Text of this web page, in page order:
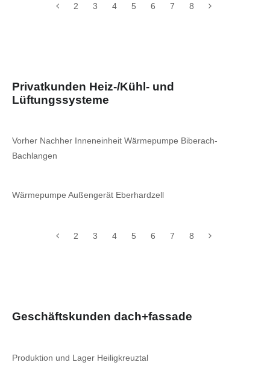
2 3 4 5 6 7 8
Privatkunden Heiz-/Kühl- und
Lüftungssysteme
Vorher Nachher Inneneinheit Wärmepumpe Biberach-
Bachlangen
Wärmepumpe Außengerät Eberhardzell
2 3 4 5 6 7 8
Geschäftskunden dach+fassade
Produktion und Lager Heiligkreuztal